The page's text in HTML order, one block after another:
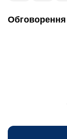
Обговорення